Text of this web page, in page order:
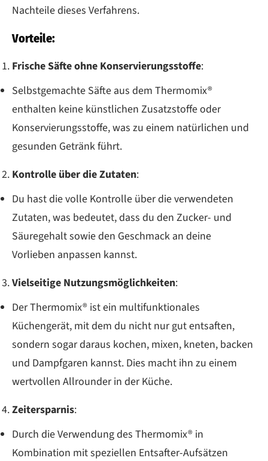
Nachteile dieses Verfahrens.
Vorteile:
Frische Säfte ohne Konservierungsstoffe:
Selbstgemachte Säfte aus dem Thermomix®
enthalten keine künstlichen Zusatzstoffe oder
Konservierungsstoffe, was zu einem natürlichen und
gesunden Getränk führt.
Kontrolle über die Zutaten:
Du hast die volle Kontrolle über die verwendeten
Zutaten, was bedeutet, dass du den Zucker- und
Säuregehalt sowie den Geschmack an deine
Vorlieben anpassen kannst.
Vielseitige Nutzungsmöglichkeiten:
Der Thermomix® ist ein multifunktionales
Küchengerät, mit dem du nicht nur gut entsaften,
sondern sogar daraus kochen, mixen, kneten, backen
und Dampfgaren kannst. Dies macht ihn zu einem
wertvollen Allrounder in der Küche.
Zeitersparnis:
Durch die Verwendung des Thermomix® in
Kombination mit speziellen Entsafter-Aufsätzen